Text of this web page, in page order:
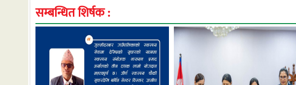
सम्बन्धित शिर्षक :